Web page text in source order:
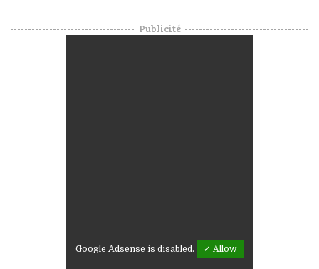
Publicité
Google Adsense is disabled. ✓ Allow